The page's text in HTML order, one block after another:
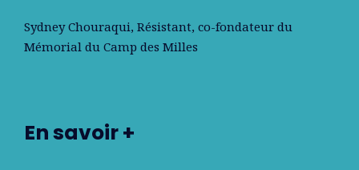
Sydney Chouraqui, Résistant, co-fondateur du
Mémorial du Camp des Milles
En savoir +